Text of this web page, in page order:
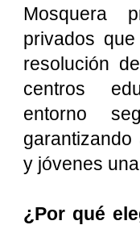
Mosquera
privados
resolución
centros
entorno
y jóvenes
¿Por qué